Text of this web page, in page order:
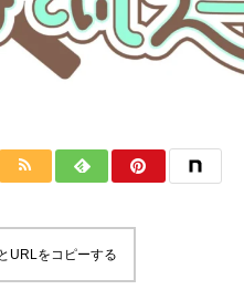
URLをコピーする